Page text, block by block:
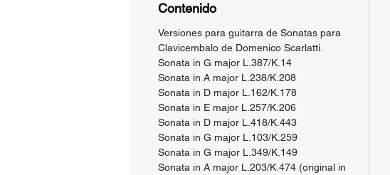
Contenido
Versiones para guitarra de Sonatas para
Clavicembalo de Domenico Scarlatti.
Sonata in G major L.387/K.14
Sonata in A major L.238/K.208
Sonata in D major L.162/K.178
Sonata in E major L.257/K.206
Sonata in D major L.418/K.443
Sonata in G major L.103/K.259
Sonata in G major L.349/K.149
Sonata in A major L.203/K.474 (original in